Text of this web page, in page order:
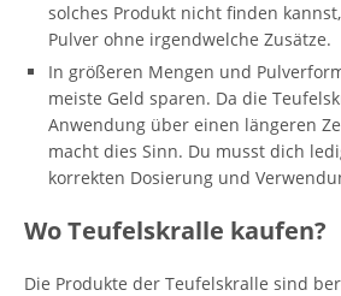
solches Produkt nicht finden
Pulver ohne irgendwelche Zusätze.
In größeren Mengen und
meiste Geld sparen. Da die
Anwendung über einen längeren
macht dies Sinn. Du musst dich
korrekten Dosierung und
Wo Teufelskralle kaufen?
Die Produkte der Teufelskralle sind